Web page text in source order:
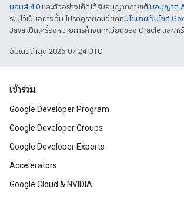
มอนส์ 4.0 และตัวอย่างโค้ดได้รับอนุญาตภายใต้ใบอนุญาต
ระบุไว้เป็นอย่างอื่น โปรดดูรายละเอียดที่นโยบายเว็บไซต์
Java เป็นเครื่องหมายการค้าจดทะเบียนของ Oracle และ/ห
อัปเดตล่าสุด 2026-07-24 UTC
เข้าร่วม
Google Developer Program
Google Developer Groups
Google Developer Experts
Accelerators
Google Cloud & NVIDIA